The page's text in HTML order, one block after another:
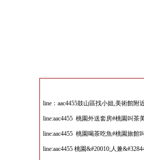
line：aac4455鼓山區找小姐,美術館附
line:aac4455 桃園外送套房#桃園叫茶
line:aac4455 桃園喝茶吃魚#桃園旅館
line:aac4455 桃園&#20010;人兼